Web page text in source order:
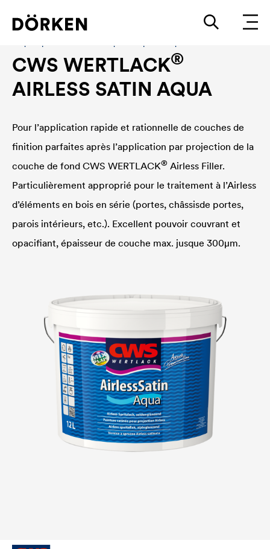
CWS WERTLACK®
AIRLESS SATIN AQUA
Pour l’application rapide et rationnelle de couches de
finition parfaites après l’application par projection de la
couche de fond CWS WERTLACK® Airless Filler.
Particulièrement approprié pour le traitement à l’Airless
d’éléments en bois en série (portes, châssisde portes,
parois intérieurs, etc.). Excellent pouvoir couvrant et
opacifiant, épaisseur de couche max. jusque 300µm.